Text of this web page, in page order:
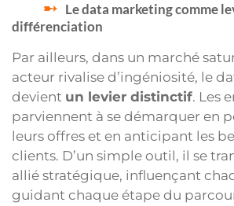
Le data marketing comme
différenciation
Par ailleurs, dans un marché
acteur rivalise d’ingéniosité, le
devient un levier distinctif. Les
parviennent à se démarquer en
leurs offres et en anticipant les
clients. D’un simple outil, il se
allié stratégique, influençant
guidant chaque étape du